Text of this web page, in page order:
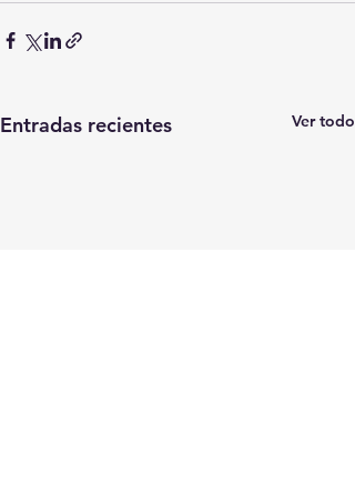
Entradas recientes Ver todo